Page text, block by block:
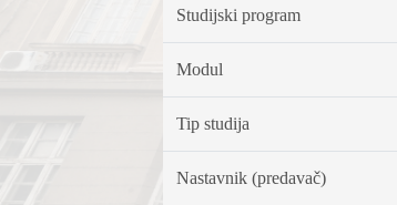
Studijski program
Modul
Tip studija
Nastavnik (predavač)